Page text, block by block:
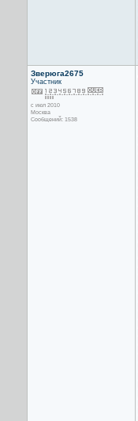
Зверюга2675
Участник
с июл 2010
Москва
Сообщений: 1538